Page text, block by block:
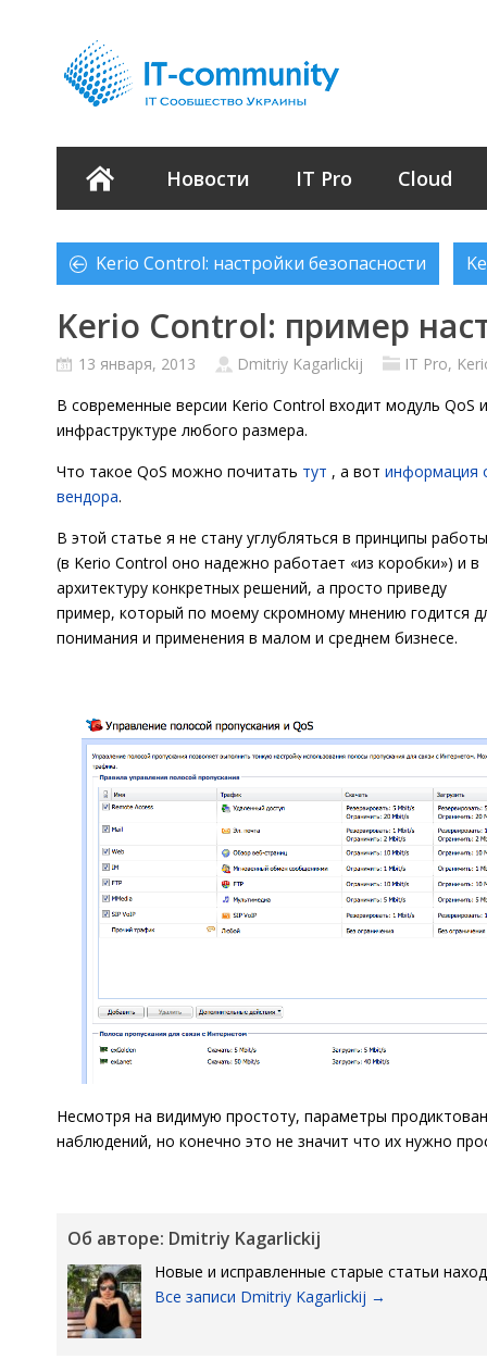
Новости IT Pro Cloud
Kerio Control: настройки безопасности
Kerio Control: пример
13 января, 2013 Dmitriy Kagarlickij IT Pro,
В современные версии Kerio Control входит модуль QoS
инфраструктуре любого размера.
Что такое QoS можно почитать тут , а вот информация
вендора.
В этой статье я не стану углубляться в принципы работы
(в Kerio Control оно надежно работает «из коробки») и в
архитектуру конкретных решений, а просто приведу
пример, который по моему скромному мнению годится
понимания и применения в малом и среднем бизнесе.
Несмотря на видимую простоту, параметры
наблюдений, но конечно это не значит что их нужно
Об авторе: Dmitriy Kagarlickij
Новые и исправленные старые статьи
Все записи Dmitriy Kagarlickij →